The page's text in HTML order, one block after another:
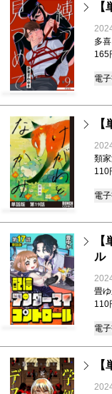
多
165
電
類
110
電
ル
畳
110
電